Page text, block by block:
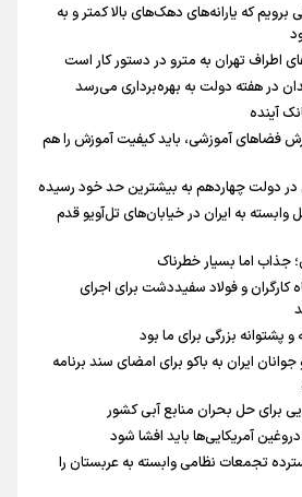
که یارانه‌های دهک‌های بالا کمتر و به
اطراف تهران به مترو در دستور کار است
در هفته دولت به بهره‌برداری می‌رسد
آینده
فضاهای آموزشی، باید کیفیت آموزش را هم
دولت چهاردهم به بیشترین حد خود رسیده
عوامل وابسته به ایران در خیابان‌های تل‌آویو قدم
جذاب اما بسیار خطرناک
کارگران و فولاد سفیددشت برای اجرای
پشتوانه بزرگی برای ما بود
ایران به باکو برای امضای سند برنامه
برای حل بحران منابع آبی کشور
آمریکایی‌ها باید افشا شود
تجمعات نظامی وابسته به عربستان را